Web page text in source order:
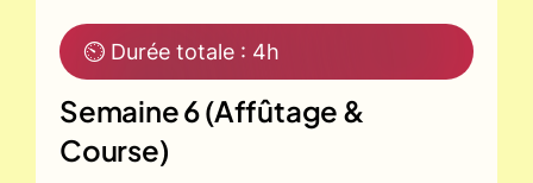
⏲ Durée totale : 4h
Semaine 6 (Affûtage &
Course)